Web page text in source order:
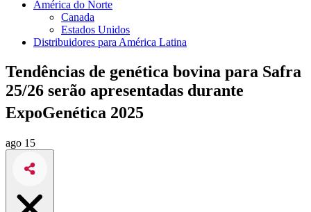
América do Norte
Canada
Estados Unidos
Distribuidores para América Latina
Tendências de genética bovina para Safra
25/26 serão apresentadas durante
ExpoGenética 2025
ago 15